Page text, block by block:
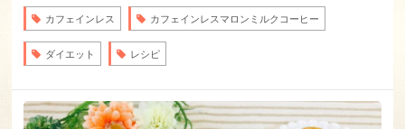
カフェインレス カフェインレスマロンミルクコーヒー
ダイエット レシピ